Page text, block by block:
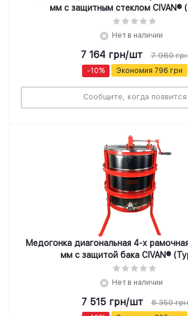
мм с защитным стеклом CIVAN®
Нет в наличии
7 164грн/шт 7 960
-10% Экономия 796 грн
Сообщите, когда появится
Медогонка диагональная 4-х
мм с защитой бака CIVAN®
Нет в наличии
7 515грн/шт 8 350грн